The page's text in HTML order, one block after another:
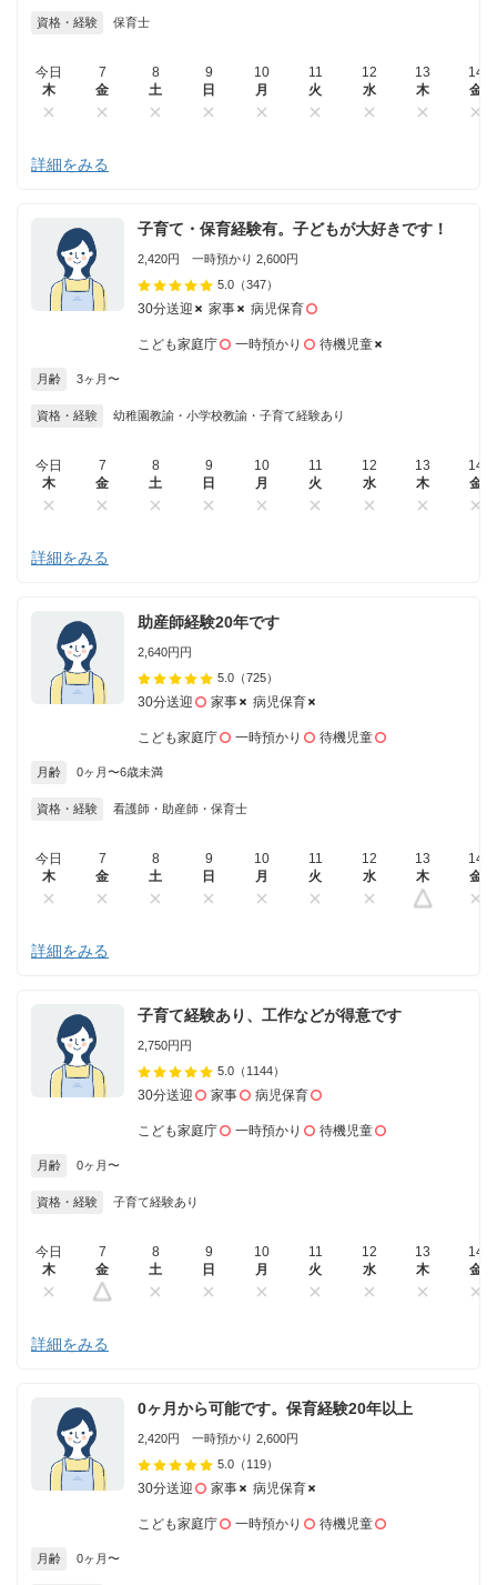
資格・経験 保育士
今日
木
7
金
8
土
9
日
10
月
11
火
12
水
13
木
14
金
詳細をみる
子育て・保育経験有。子どもが大好きです！
2,420円 一時預かり 2,600円
5.0 （347）
30分送迎 家事 病児保育
こども家庭庁 一時預かり 待機児童
月齢 3ヶ月〜
資格・経験 幼稚園教諭・小学校教諭・子育て経験あり
今日
木
7
金
8
土
9
日
10
月
11
火
12
水
13
木
14
金
詳細をみる
助産師経験20年です
2,640円円
5.0 （725）
30分送迎 家事 病児保育
こども家庭庁 一時預かり 待機児童
月齢 0ヶ月〜6歳未満
資格・経験 看護師・助産師・保育士
今日
木
7
金
8
土
9
日
10
月
11
火
12
水
13
木
14
金
詳細をみる
子育て経験あり、工作などが得意です
2,750円円
5.0 （1144）
30分送迎 家事 病児保育
こども家庭庁 一時預かり 待機児童
月齢 0ヶ月〜
資格・経験 子育て経験あり
今日
木
7
金
8
土
9
日
10
月
11
火
12
水
13
木
14
金
詳細をみる
0ヶ月から可能です。保育経験20年以上
2,420円 一時預かり 2,600円
5.0 （119）
30分送迎 家事 病児保育
こども家庭庁 一時預かり 待機児童
月齢 0ヶ月〜